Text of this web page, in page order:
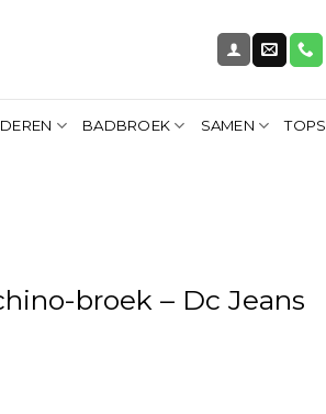
BADBROEK SAMEN TOPS
broek – Dc Jeans